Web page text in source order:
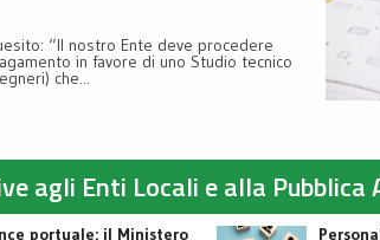
“Il nostro Ente deve procedere
in favore di uno Studio tecnico
che...
agli Enti Locali e alla Pubblica
portuale: il Ministero